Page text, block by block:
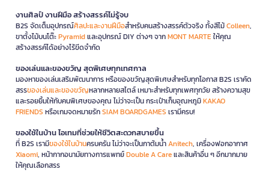
งานศิลป์ งานฝีมือ สร้างสรรค์ไม่รู้จบ
B2S จัดเต็มอุปกรณ์ศิลปะและงานฝีมือสำหรับคนสร้างสรรค์ตัวจริง ทั้งสีไม้Colleen,
ขาตั้งไม้บนโต๊ะPyramidและอุปกรณ์ DIY ต่างๆ จากMONT MARTEให้คุณ
สร้างสรรค์ได้อย่างไร้ขีดจำกัด
ของเล่นและของขวัญ สุดพิเศษทุกเทศกาล
มองหาของเล่นเสริมพัฒนาการ หรือของขวัญสุดพิเศษสำหรับทุกโอกาส B2S เราคัด
สรรของเล่นและของขวัญหลากหลายสไตล์ เหมาะสำหรับทุกเพศทุกวัย สร้างความสุข
และรอยยิ้มให้กับคนพิเศษของคุณ ไม่ว่าจะเป็น กระเป๋าเก็บอุณหภูมิKAKAO
FRIENDS หรือเกมจดหมายรักSIAM BOARDGAMES เรามีครบ!
ของใช้ในบ้าน ไอเทมที่ช่วยให้ชีวิตสะดวกสบายขึ้น
ที่ B2S เรามีของใช้ในบ้านครบครัน ไม่ว่าจะเป็นกาต้มน้ำAnitech, เครื่องฟอกอากาศ
Xiaomi, หน้ากากอนามัยทางการแพทย์Double A Careและสินค้าอื่น ๆ อีกมากมาย
ให้คุณเลือกสรร